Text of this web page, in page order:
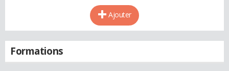
Ajouter
Formations